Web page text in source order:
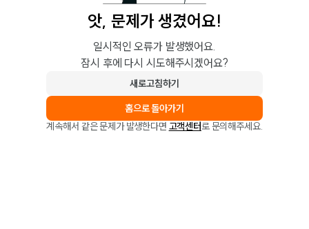
앗, 문제가 생겼어요!
일시적인 오류가 발생했어요.
잠시 후에 다시 시도해주시겠어요?
새로고침하기
홈으로 돌아가기
계속해서 같은 문제가 발생한다면 고객센터로 문의해주세요.